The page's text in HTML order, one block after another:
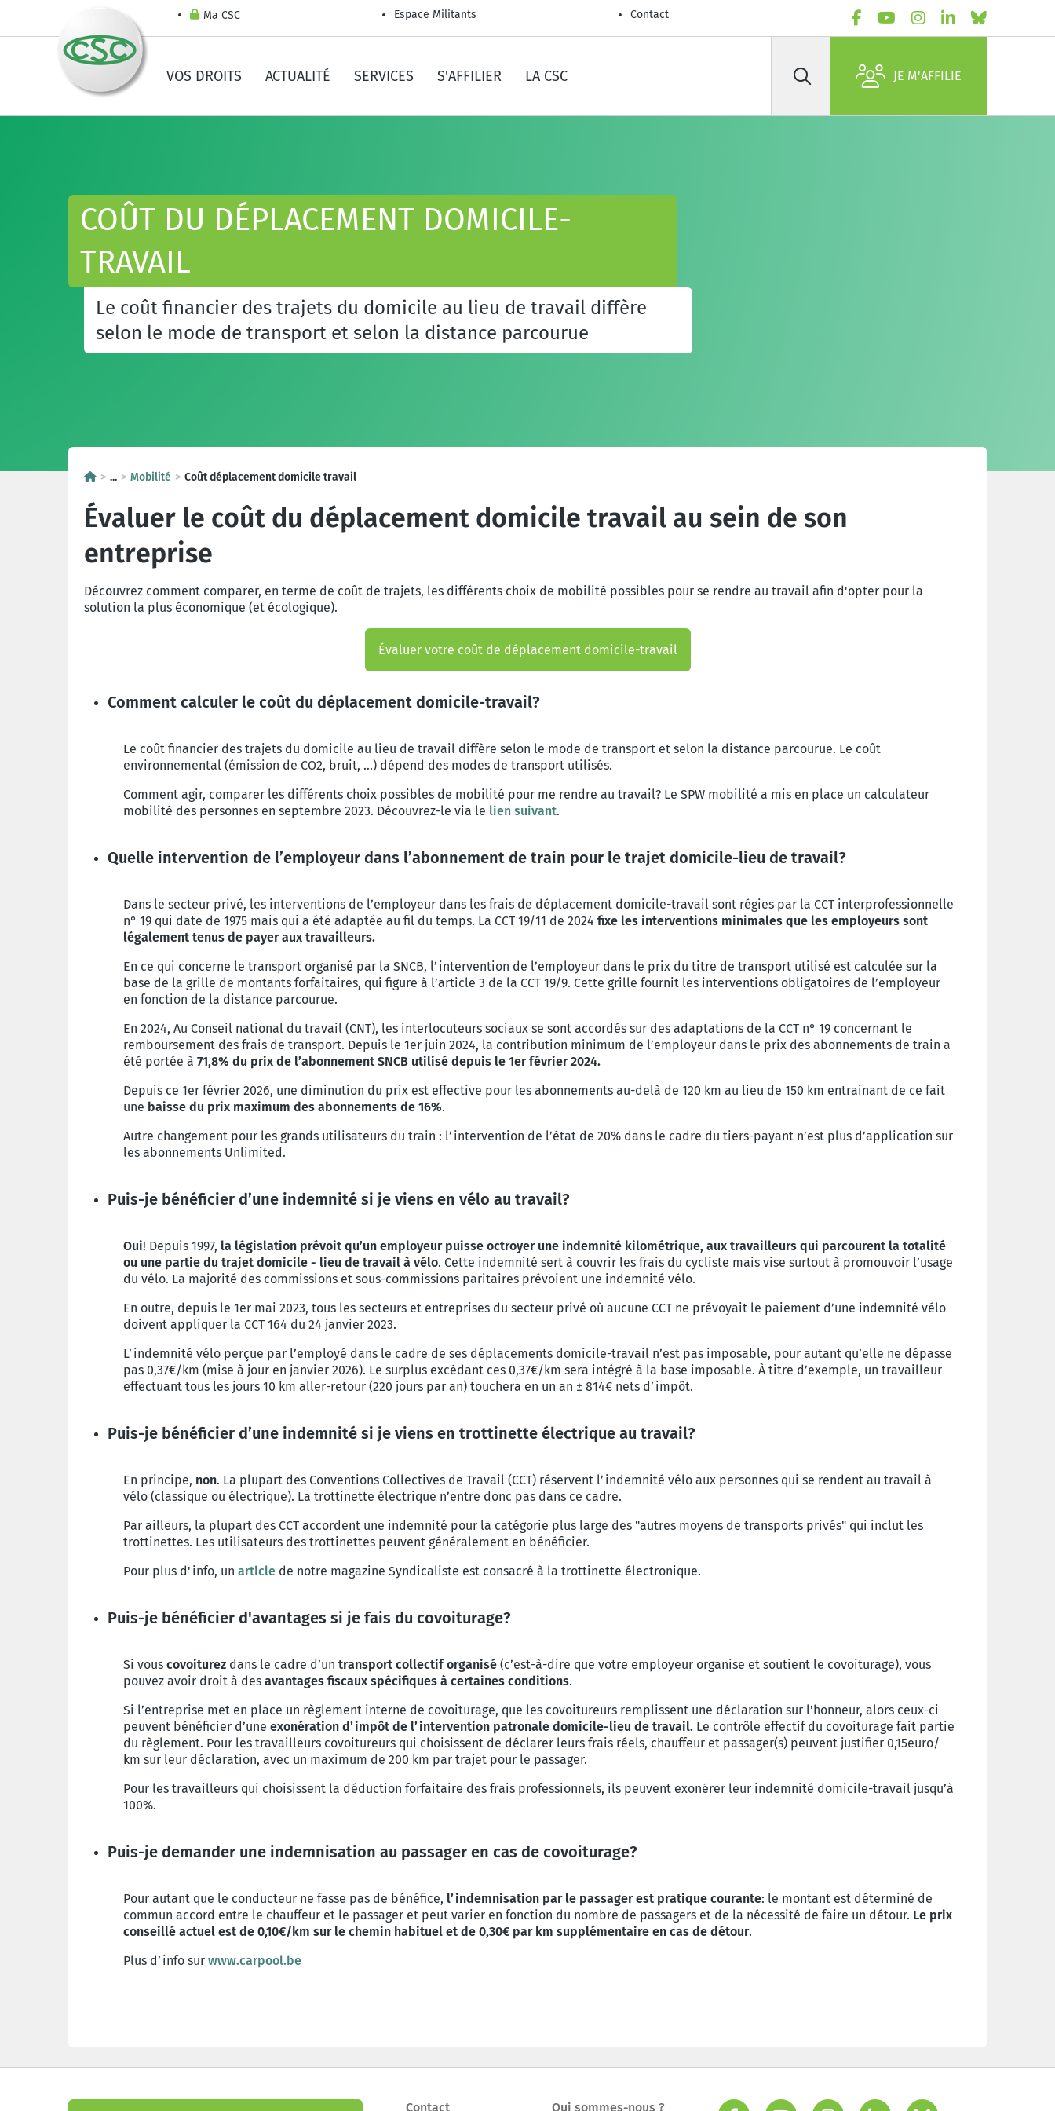
Ma CSC Espace Militants Contact
VOS DROITS ACTUALITÉ SERVICES S'AFFILIER LA CSC Rechercher JE M'AFFILIE
COÛT DU DÉPLACEMENT DOMICILE-
TRAVAIL
Le coût financier des trajets du domicile au lieu de travail diffère
selon le mode de transport et selon la distance parcourue
... Mobilité Coût déplacement domicile travail
Évaluer le coût du déplacement domicile travail au sein de son
entreprise
Découvrez comment comparer, en terme de coût de trajets, les différents choix de mobilité possibles pour se rendre au travail afin d'opter pour la
solution la plus économique (et écologique).
Évaluer votre coût de déplacement domicile-travail
Comment calculer le coût du déplacement domicile-travail?
Le coût financier des trajets du domicile au lieu de travail diffère selon le mode de transport et selon la distance parcourue. Le coût
environnemental (émission de CO2, bruit, …) dépend des modes de transport utilisés.
Comment agir, comparer les différents choix possibles de mobilité pour me rendre au travail? Le SPW mobilité a mis en place un calculateur
mobilité des personnes en septembre 2023. Découvrez-le via le lien suivant.
Quelle intervention de l’employeur dans l’abonnement de train pour le trajet domicile-lieu de travail?
Dans le secteur privé, les interventions de l’employeur dans les frais de déplacement domicile-travail sont régies par la CCT interprofessionnelle
n° 19 qui date de 1975 mais qui a été adaptée au fil du temps. La CCT 19/11 de 2024 fixe les interventions minimales que les employeurs sont
légalement tenus de payer aux travailleurs.
En ce qui concerne le transport organisé par la SNCB, l’intervention de l’employeur dans le prix du titre de transport utilisé est calculée sur la
base de la grille de montants forfaitaires, qui figure à l’article 3 de la CCT 19/9. Cette grille fournit les interventions obligatoires de l’employeur
en fonction de la distance parcourue.
En 2024, Au Conseil national du travail (CNT), les interlocuteurs sociaux se sont accordés sur des adaptations de la CCT n° 19 concernant le
remboursement des frais de transport. Depuis le 1er juin 2024, la contribution minimum de l’employeur dans le prix des abonnements de train a
été portée à 71,8% du prix de l’abonnement SNCB utilisé depuis le 1er février 2024.
Depuis ce 1er février 2026, une diminution du prix est effective pour les abonnements au-delà de 120 km au lieu de 150 km entrainant de ce fait
une baisse du prix maximum des abonnements de 16%.
Autre changement pour les grands utilisateurs du train : l’intervention de l’état de 20% dans le cadre du tiers-payant n’est plus d’application sur
les abonnements Unlimited.
Puis-je bénéficier d’une indemnité si je viens en vélo au travail?
Oui! Depuis 1997, la législation prévoit qu’un employeur puisse octroyer une indemnité kilométrique, aux travailleurs qui parcourent la totalité
ou une partie du trajet domicile - lieu de travail à vélo. Cette indemnité sert à couvrir les frais du cycliste mais vise surtout à promouvoir l’usage
du vélo. La majorité des commissions et sous-commissions paritaires prévoient une indemnité vélo.
En outre, depuis le 1er mai 2023, tous les secteurs et entreprises du secteur privé où aucune CCT ne prévoyait le paiement d’une indemnité vélo
doivent appliquer la CCT 164 du 24 janvier 2023.
L’indemnité vélo perçue par l’employé dans le cadre de ses déplacements domicile-travail n’est pas imposable, pour autant qu’elle ne dépasse
pas 0,37€/km (mise à jour en janvier 2026). Le surplus excédant ces 0,37€/km sera intégré à la base imposable. À titre d’exemple, un travailleur
effectuant tous les jours 10 km aller-retour (220 jours par an) touchera en un an ± 814€ nets d’impôt.
Puis-je bénéficier d’une indemnité si je viens en trottinette électrique au travail?
En principe, non. La plupart des Conventions Collectives de Travail (CCT) réservent l’indemnité vélo aux personnes qui se rendent au travail à
vélo (classique ou électrique). La trottinette électrique n’entre donc pas dans ce cadre.
Par ailleurs, la plupart des CCT accordent une indemnité pour la catégorie plus large des "autres moyens de transports privés" qui inclut les
trottinettes. Les utilisateurs des trottinettes peuvent généralement en bénéficier.
Pour plus d'info, un article de notre magazine Syndicaliste est consacré à la trottinette électronique.
Puis-je bénéficier d'avantages si je fais du covoiturage?
Si vous covoiturez dans le cadre d’un transport collectif organisé (c’est-à-dire que votre employeur organise et soutient le covoiturage), vous
pouvez avoir droit à des avantages fiscaux spécifiques à certaines conditions.
Si l’entreprise met en place un règlement interne de covoiturage, que les covoitureurs remplissent une déclaration sur l'honneur, alors ceux-ci
peuvent bénéficier d’une exonération d’impôt de l’intervention patronale domicile-lieu de travail. Le contrôle effectif du covoiturage fait partie
du règlement. Pour les travailleurs covoitureurs qui choisissent de déclarer leurs frais réels, chauffeur et passager(s) peuvent justifier 0,15euro/
km sur leur déclaration, avec un maximum de 200 km par trajet pour le passager.
Pour les travailleurs qui choisissent la déduction forfaitaire des frais professionnels, ils peuvent exonérer leur indemnité domicile-travail jusqu’à
100%.
Puis-je demander une indemnisation au passager en cas de covoiturage?
Pour autant que le conducteur ne fasse pas de bénéfice, l’indemnisation par le passager est pratique courante: le montant est déterminé de
commun accord entre le chauffeur et le passager et peut varier en fonction du nombre de passagers et de la nécessité de faire un détour. Le prix
conseillé actuel est de 0,10€/km sur le chemin habituel et de 0,30€ par km supplémentaire en cas de détour.
Plus d’info sur www.carpool.be
Contact Qui sommes-nous ?